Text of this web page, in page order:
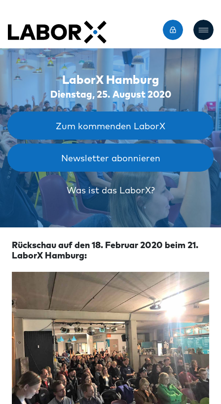
LaborX Hamburg
Dienstag, 25. August 2020
Zum kommenden LaborX
Newsletter abonnieren
Was ist das LaborX?
Rückschau auf den 18. Februar 2020 beim 21.
LaborX Hamburg: